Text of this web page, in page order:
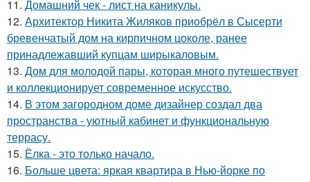
11. Домашний чек - лист на каникулы.
12. Архитектор Никита Жиляков приобрёл в Сысерти
бревенчатый дом на кирпичном цоколе, ранее
принадлежавший купцам ширыкаловым.
13. Дом для молодой пары, которая много путешествует
и коллекционирует современное искусство.
14. В этом загородном доме дизайнер создал два
пространства - уютный кабинет и функциональную
террасу.
15. Ёлка - это только начало.
16. Больше цвета: яркая квартира в Нью-йорке по